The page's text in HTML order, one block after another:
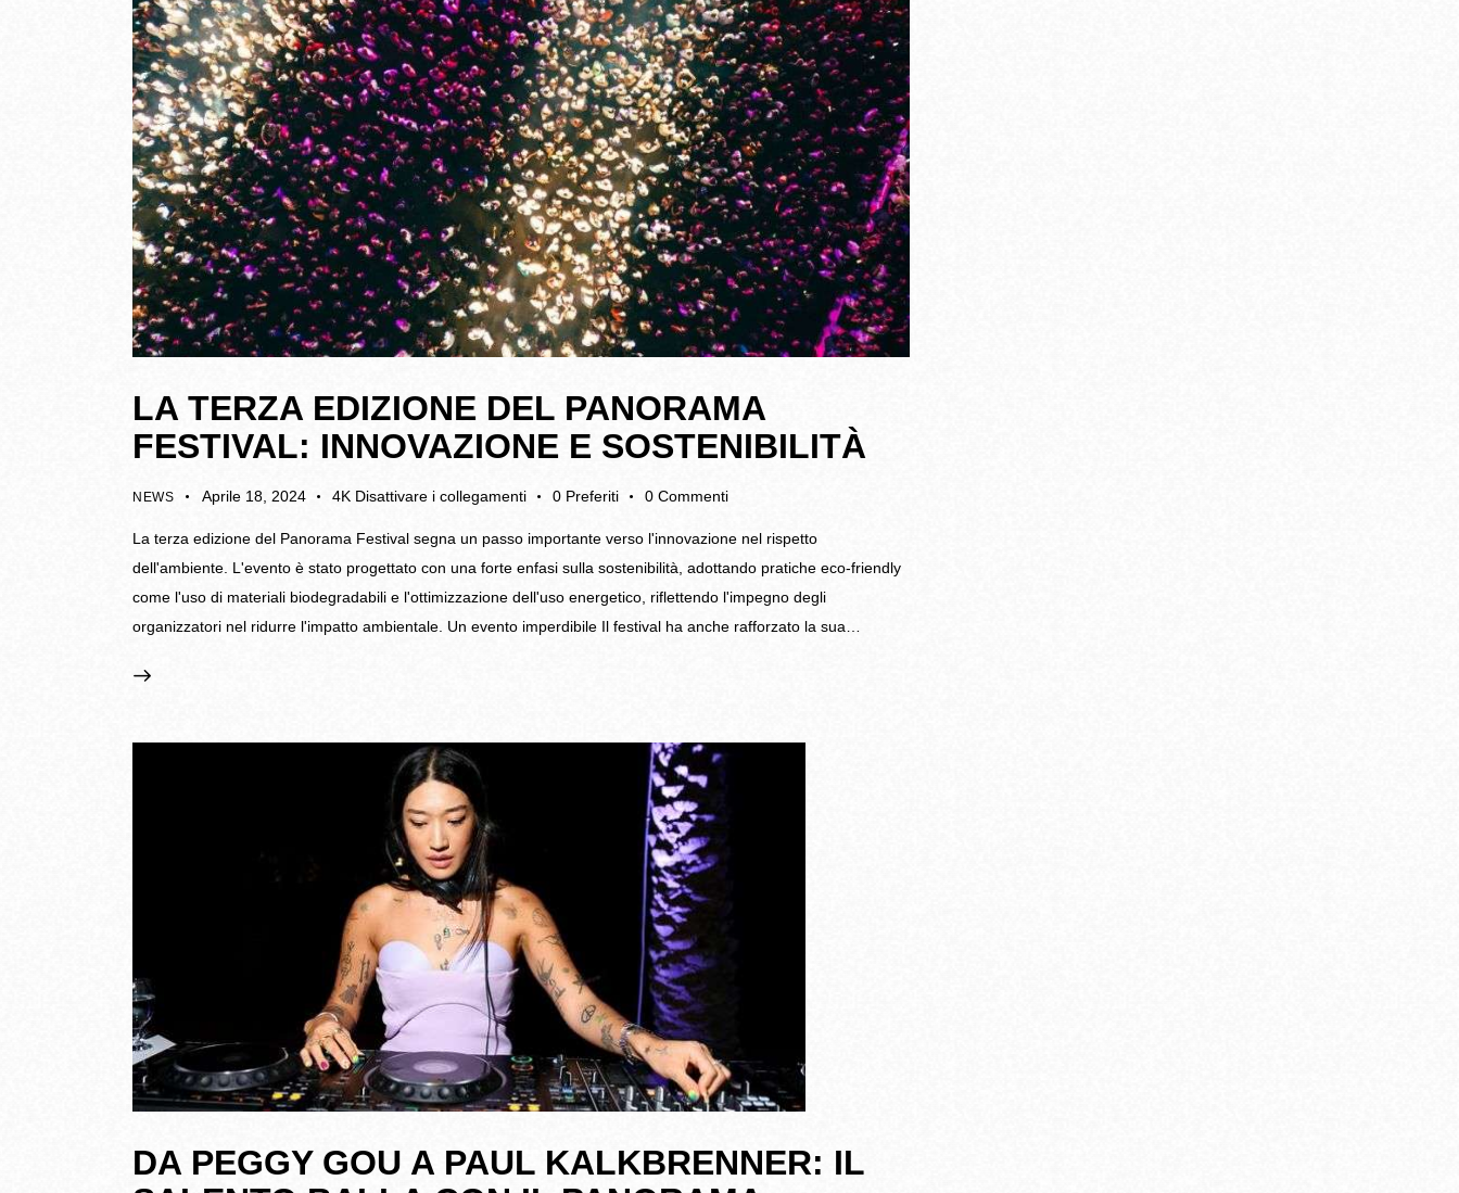
LA TERZA EDIZIONE DEL PANORAMA
FESTIVAL: INNOVAZIONE E SOSTENIBILITÀ
NEWS Aprile 18, 2024 4K Disattivare i collegamenti 0 Preferiti 0 Commenti
La terza edizione del Panorama Festival segna un passo importante verso l'innovazione nel rispetto
dell'ambiente. L'evento è stato progettato con una forte enfasi sulla sostenibilità, adottando pratiche eco-friendly
come l'uso di materiali biodegradabili e l'ottimizzazione dell'uso energetico, riflettendo l'impegno degli
organizzatori nel ridurre l'impatto ambientale. Un evento imperdibile Il festival ha anche rafforzato la sua…
DA PEGGY GOU A PAUL KALKBRENNER: IL